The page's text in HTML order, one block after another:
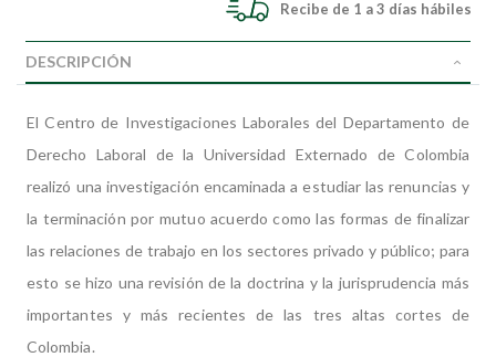
Recibe de 1 a 3 días hábiles
DESCRIPCIÓN
El Centro de Investigaciones Laborales del Departamento de
Derecho Laboral de la Universidad Externado de Colombia
realizó una investigación encaminada a estudiar las renuncias y
la terminación por mutuo acuerdo como las formas de finalizar
las relaciones de trabajo en los sectores privado y público; para
esto se hizo una revisión de la doctrina y la jurisprudencia más
importantes y más recientes de las tres altas cortes de
Colombia.